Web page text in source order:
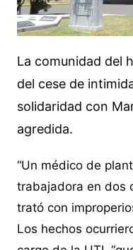
La comunidad del
del cese de
solidaridad con
agredida.
“Un médico de
trabajadora en dos
trató con
Los hechos